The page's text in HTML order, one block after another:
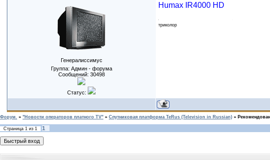
Генералиссимус
Группа: Админ - форума
Сообщений: 30498
Статус:
Humax IR4000 HD
триколор
Форум. » "Новости операторов платного TV" » Спутниковая платформа TeRus (Television in Russian) »
Страница 1 из 1
1